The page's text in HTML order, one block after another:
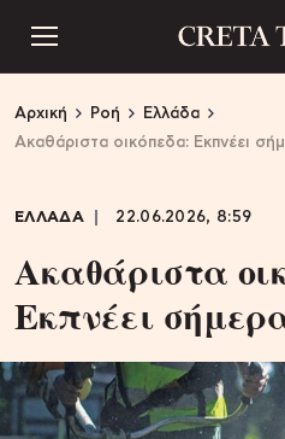
Αρχική Ροή
Ελλάδα
Ακαθάριστα οικόπεδα: Εκπνέει
ΕΛΛΑΔΑ 22.06.2026, 8:59
Ακαθάριστα
Εκπνέει